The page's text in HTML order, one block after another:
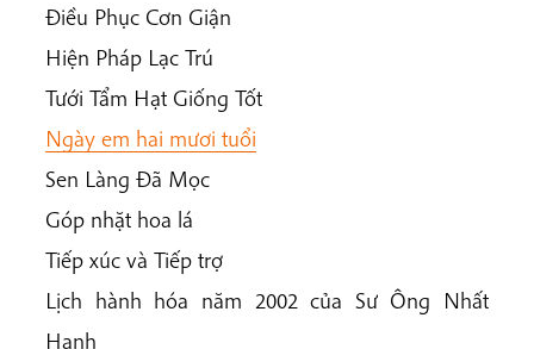
Điều Phục Cơn Giận
Hiện Pháp Lạc Trú
Tưới Tẩm Hạt Giống Tốt
Ngày em hai mươi tuổi
Sen Làng Đã Mọc
Góp nhặt hoa lá
Tiếp xúc và Tiếp trợ
Lịch hành hóa năm 2002 của Sư Ông Nhất
Hạnh